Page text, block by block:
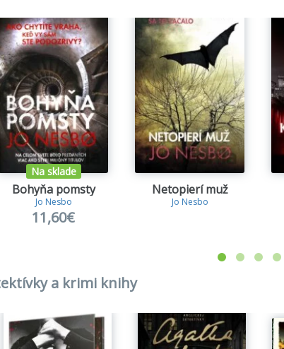
7.Snehuliak (2012),Snehuliak
(2017)
8.Pancierové srdce(2013)
9.Prízraky
(2013)
10.Polícia
(2014)
11.Smäd(2017)
12.Nôž(2019)
12. Krvavý mesiac(2022)
13.Kill Shot (slovenský jazyk)(2026)
Na sklade
Bohyňa pomsty
Jo Nesbo
11,60€
Netopierí muž
Jo Nesbo
a krimi knihy